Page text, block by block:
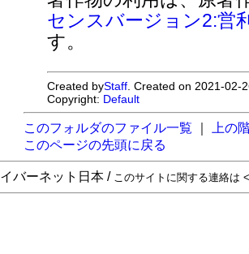
センスバージョン2:営
す。
Created byStaff . Created on 2021-
Copyright: Default
このフォルダのファイル一覧
上の
このページの先頭に戻る
バーネット日本 / このサイトに関する連絡は